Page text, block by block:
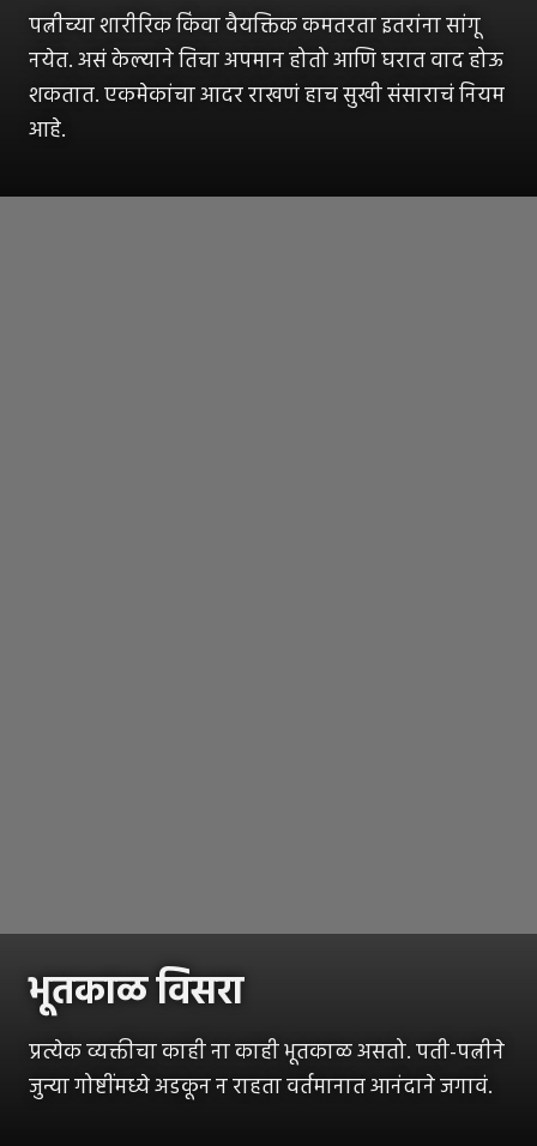
पत्नीच्या शारीरिक किंवा वैयक्तिक कमतरता इतरांना सांगू
नयेत. असं केल्याने तिचा अपमान होतो आणि घरात वाद होऊ
शकतात. एकमेकांचा आदर राखणं हाच सुखी संसाराचं नियम
आहे.
भूतकाळ विसरा
प्रत्येक व्यक्तीचा काही ना काही भूतकाळ असतो. पती-पत्नीने
जुन्या गोष्टींमध्ये अडकून न राहता वर्तमानात आनंदाने जगावं.